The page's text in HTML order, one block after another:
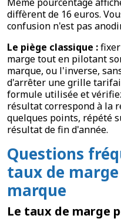
diffèrent de 16 euros.
confusion n'est pas
Le piège classique :
marge tout en pilotant
marque, ou l'inverse,
d'arrêter une grille
formule utilisée et
résultat correspond à la
quelques points, répété
résultat de fin d'année.
Questions
taux de
marque
Le taux de marge